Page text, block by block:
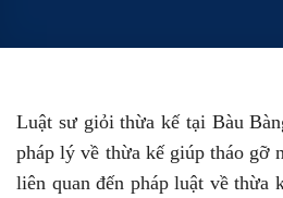
Luật sư giỏi thừa kế tại Bàu
pháp lý về thừa kế giúp tháo gỡ
liên quan đến pháp luật về thừa